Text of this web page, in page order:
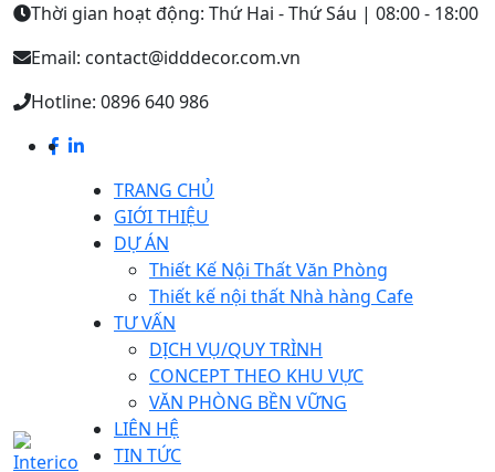
Thời gian hoạt động: Thứ Hai - Thứ Sáu | 08:00 - 18:00
Email: contact@idddecor.com.vn
Hotline: 0896 640 986
TRANG CHỦ
GIỚI THIỆU
DỰ ÁN
Thiết Kế Nội Thất Văn Phòng
Thiết kế nội thất Nhà hàng Cafe
TƯ VẤN
DỊCH VỤ/QUY TRÌNH
CONCEPT THEO KHU VỰC
VĂN PHÒNG BỀN VỮNG
LIÊN HỆ
TIN TỨC